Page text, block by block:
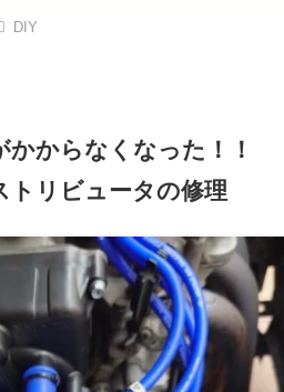
DIY
からなくなった！！
トリビュータの修理